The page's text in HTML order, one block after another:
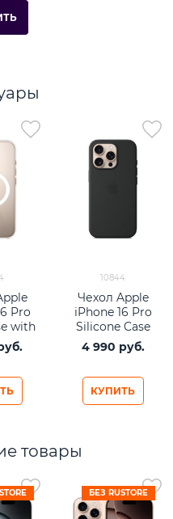
Pro
with
10844
Чехол Apple
iPhone 16 Pro
Silicone Case
with MagSafe –
Black
4 990 руб.
КУПИТЬ
товары
БЕЗ RUSTORE